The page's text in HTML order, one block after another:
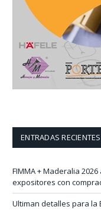
ENTRADAS RECIENTES
FIMMA + Maderalia
expositores con
Ultiman detalles para la